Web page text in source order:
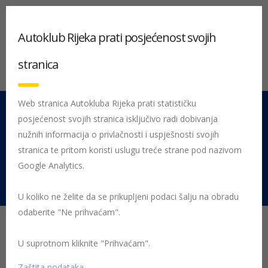
051 212 442 Centrala
Pon - Pet 08:00 - 16:00
Rujevica 9/1, 51000 Rijeka
Novosti pri izdavanju
međunarodnih vozačkih
Autoklub Rijeka prati posjećenost svojih
stranica
Web stranica Autokluba Rijeka prati statističku
posjećenost svojih stranica isključivo radi dobivanja
nužnih informacija o privlačnosti i uspješnosti svojih
stranica te pritom koristi uslugu treće strane pod nazivom
Google Analytics.
U koliko ne želite da se prikupljeni podaci šalju na obradu
odaberite "Ne prihvaćam".
U suprotnom kliknite "Prihvaćam".